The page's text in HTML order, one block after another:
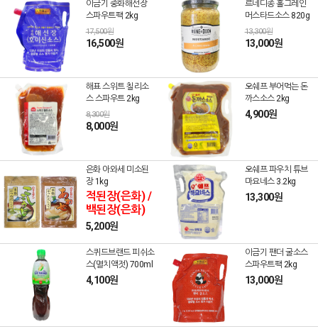
이금기 중화해선장
스파우트팩 2kg
17,500원
16,500원
르네디종 홀그레인
머스타드소스 820g
13,300원
13,000원
해표 스위트 칠리소
스 스파우트 2kg
8,300원
8,000원
오쉐프 부어먹는 돈
까스소스 2kg
4,900원
은화 아와세 미소된
장 1kg
적된장(은화) /
백된장(은화)
5,200원
오쉐프 파우치 튜브
마요네스 3.2kg
13,300원
스퀴드브랜드 피쉬소
스(멸치액젓) 700ml
4,100원
이금기 팬더 굴소스
스파우트팩 2kg
13,000원